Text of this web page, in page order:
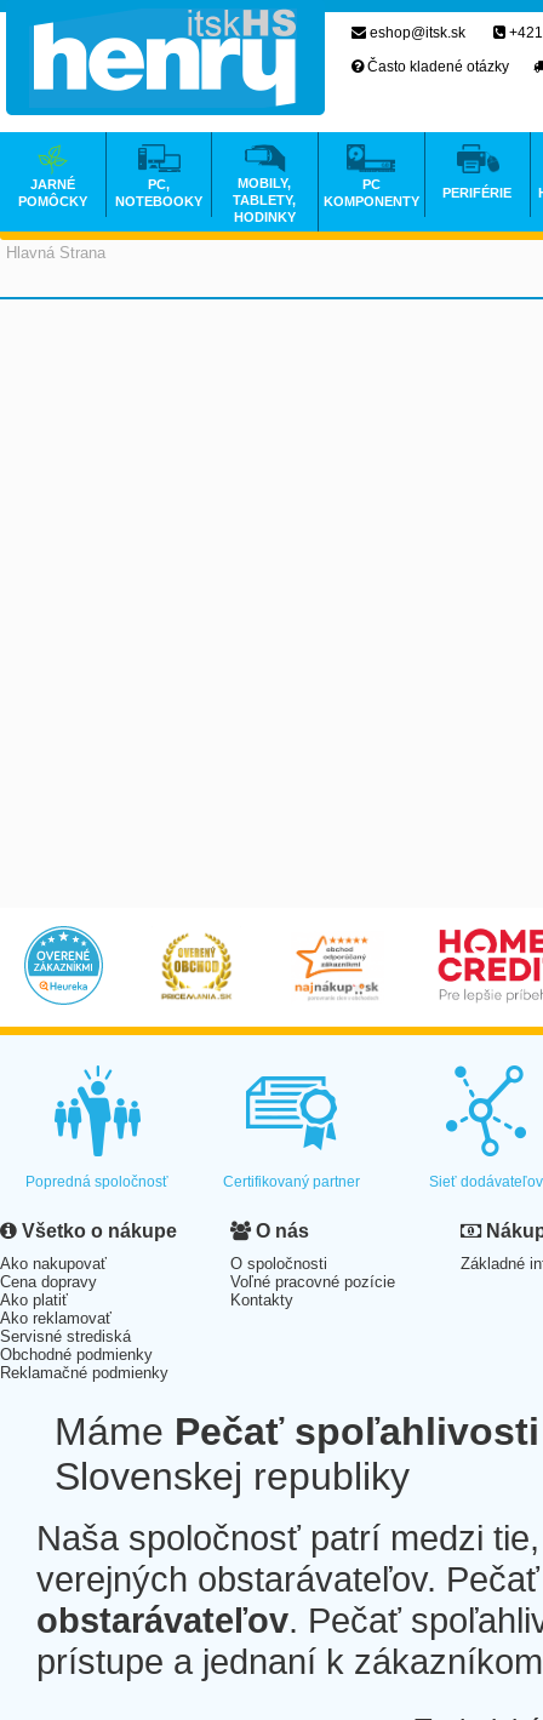
Hlavná Strana
eshop@itsk.sk
Často kladené otázky
JARNÉ
POMÔCKY
PC,
NOTEBOOKY
MOBILY,
TABLETY,
HODINKY
PC
KOMPONENTY
PERIFÉRIE
Popredná spoločnosť Certifikovaný partner Sieť dodávateľov
Všetko o nákupe
Ako nakupovať
Cena dopravy
Ako platiť
Ako reklamovať
Servisné strediská
Obchodné podmienky
Reklamačné podmienky
O nás
O spoločnosti
Voľné pracovné pozície
Kontakty
Základné
Máme Pečať spoľahlivosti
Slovenskej republiky
Naša spoločnosť patrí medzi
verejných obstarávateľov.
obstarávateľov. Pečať
prístupe a jednaní k